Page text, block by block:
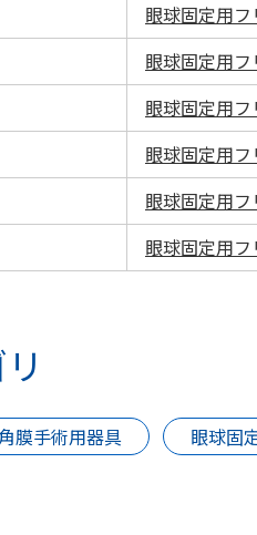
眼球固定用
眼球固定用
眼球固定用
眼球固定用
眼球固定用
眼球固定用
膜手術用器具 眼球固